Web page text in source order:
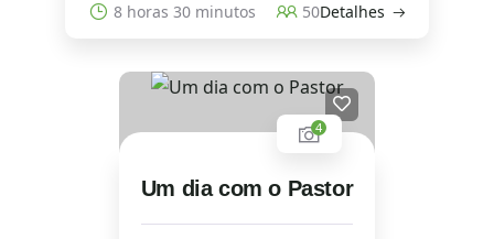
8 horas 30 minutos 50Detalhes
4
Um dia com o Pastor